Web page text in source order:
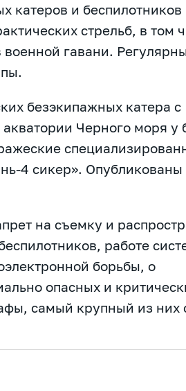
катеров и беспилотников
стрельб, в том
гавани.
безэкипажных катера с
Черного моря у
4 сикер».
на съемку и
работе
борьбы, о
опасных и
самый крупный из них